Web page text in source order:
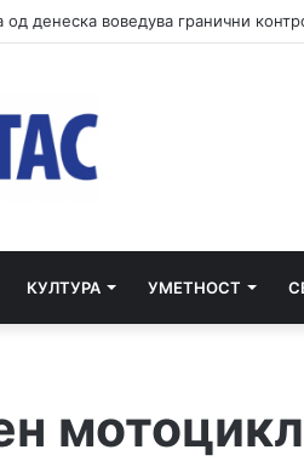
го отфрли шпанскиот ултиматум за
КУЛТУРА УМЕТНОСТ